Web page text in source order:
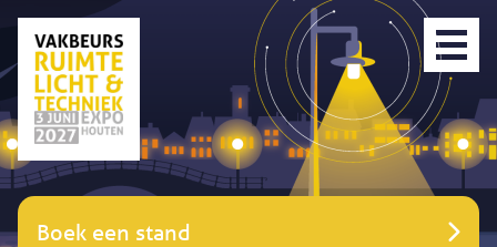
Boek een stand